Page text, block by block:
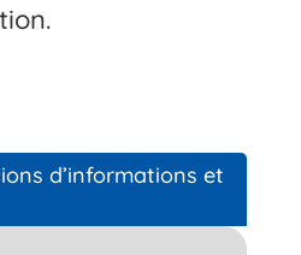
d’informations et